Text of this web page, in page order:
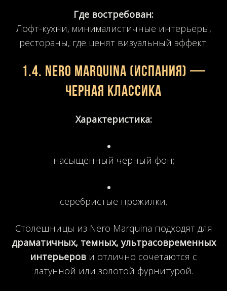
Где востребован:
Лофт-кухни, минималистичные интерьеры,
рестораны, где ценят визуальный эффект.
1.4. Nero Marquina (Испания) —
черная классика
Характеристика:
насыщенный черный фон;
серебристые прожилки.
Столешницы из Nero Marquina подходят для
драматичных, темных, ультрасовременных
интерьеров и отлично сочетаются с
латунной или золотой фурнитурой.